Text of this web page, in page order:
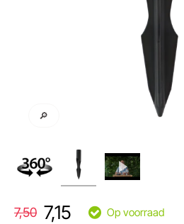
🔎
7,50 7,15 Op voorraad